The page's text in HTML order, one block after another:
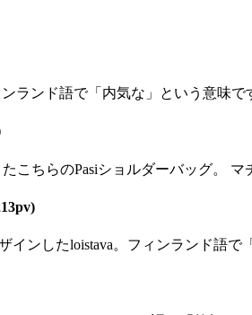
ランド語で「内気な」という意味
こちらのPasiショルダーバッグ。
インしたloistava。フィンランド語